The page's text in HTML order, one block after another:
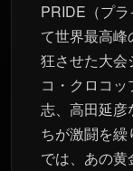
PRIDE（プ
て世界最高
狂させた大会
コ・クロコ
志、高田延彦
ちが激闘を
では、あの